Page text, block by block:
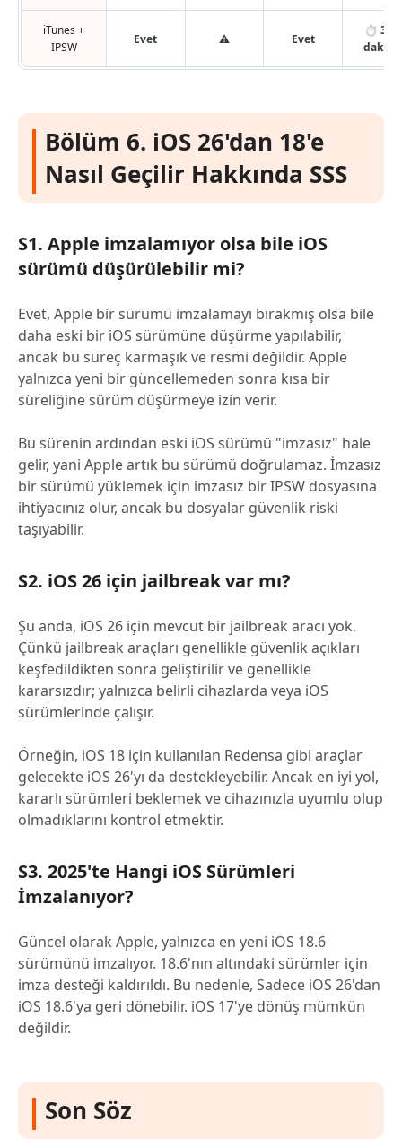
iTunes +
IPSW
Evet ⚠ Evet
⏱ 30+
dakika
Bölüm 6. iOS 26'dan 18'e
Nasıl Geçilir Hakkında SSS
S1. Apple imzalamıyor olsa bile iOS
sürümü düşürülebilir mi?
Evet, Apple bir sürümü imzalamayı bırakmış olsa bile
daha eski bir iOS sürümüne düşürme yapılabilir,
ancak bu süreç karmaşık ve resmi değildir. Apple
yalnızca yeni bir güncellemeden sonra kısa bir
süreliğine sürüm düşürmeye izin verir.
Bu sürenin ardından eski iOS sürümü "imzasız" hale
gelir, yani Apple artık bu sürümü doğrulamaz. İmzasız
bir sürümü yüklemek için imzasız bir IPSW dosyasına
ihtiyacınız olur, ancak bu dosyalar güvenlik riski
taşıyabilir.
S2. iOS 26 için jailbreak var mı?
Şu anda, iOS 26 için mevcut bir jailbreak aracı yok.
Çünkü jailbreak araçları genellikle güvenlik açıkları
keşfedildikten sonra geliştirilir ve genellikle
kararsızdır; yalnızca belirli cihazlarda veya iOS
sürümlerinde çalışır.
Örneğin, iOS 18 için kullanılan Redensa gibi araçlar
gelecekte iOS 26'yı da destekleyebilir. Ancak en iyi yol,
kararlı sürümleri beklemek ve cihazınızla uyumlu olup
olmadıklarını kontrol etmektir.
S3. 2025'te Hangi iOS Sürümleri
İmzalanıyor?
Güncel olarak Apple, yalnızca en yeni iOS 18.6
sürümünü imzalıyor. 18.6'nın altındaki sürümler için
imza desteği kaldırıldı. Bu nedenle, Sadece iOS 26'dan
iOS 18.6'ya geri dönebilir. iOS 17'ye dönüş mümkün
değildir.
Son Söz